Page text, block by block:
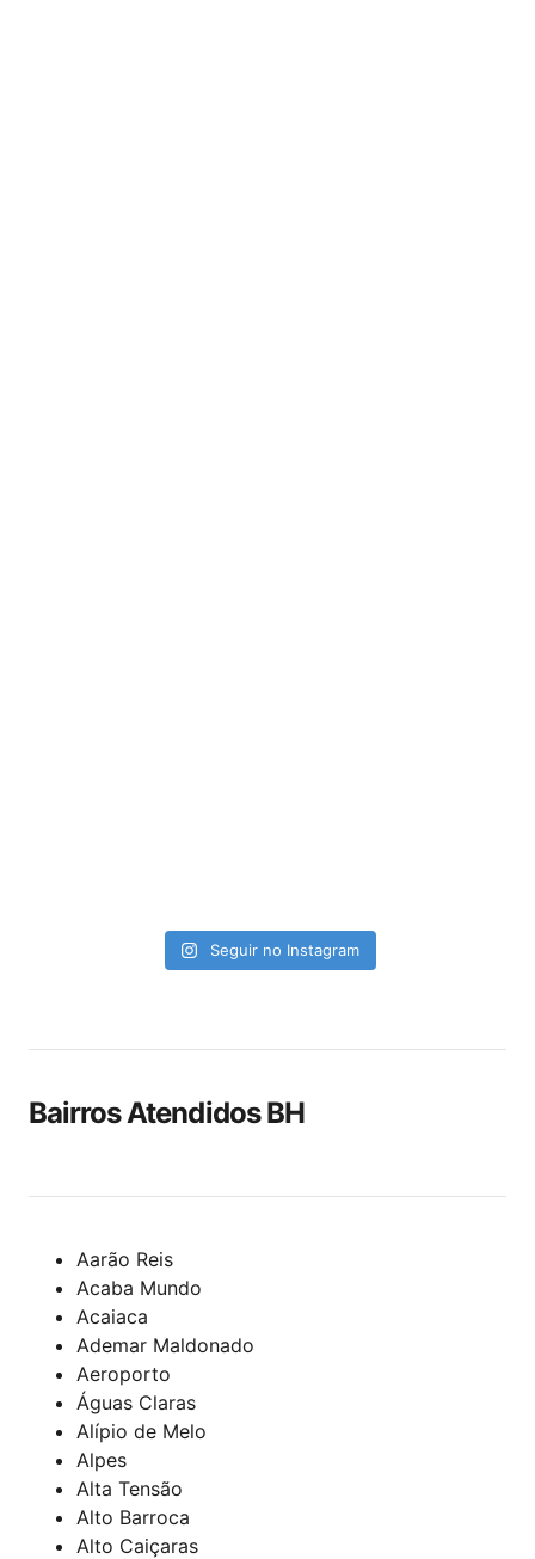
Seguir no Instagram
Bairros Atendidos BH
Aarão Reis
Acaba Mundo
Acaiaca
Ademar Maldonado
Aeroporto
Águas Claras
Alípio de Melo
Alpes
Alta Tensão
Alto Barroca
Alto Caiçaras